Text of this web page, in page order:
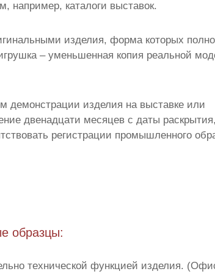
каталоги выставок.
изделия, форма которых
– уменьшенная копия реальной
демонстрации изделия на выставке или
двенадцати месяцев с даты раскрытия,
регистрации промышленного
образцы:
технической функцией изделия.